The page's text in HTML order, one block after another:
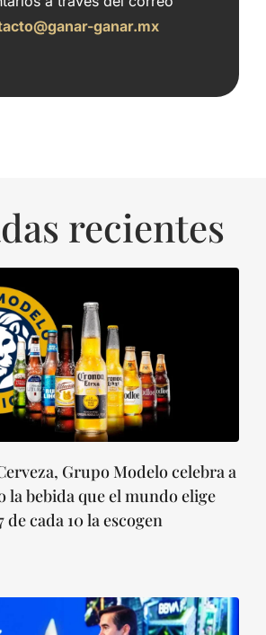
ganar.mx
recientes
Grupo Modelo celebra a
la bebida que el mundo elige
cada 10 la escogen